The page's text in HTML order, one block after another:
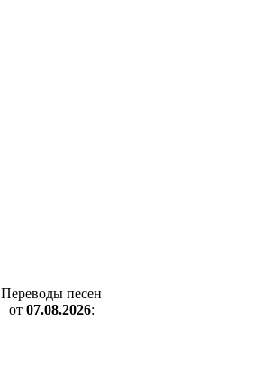
Переводы песен
от 07.08.2026: